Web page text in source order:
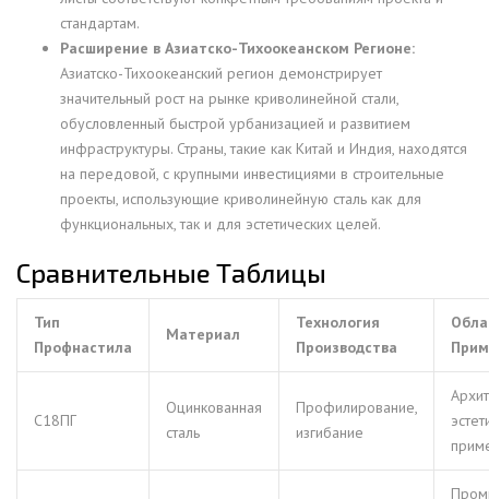
стандартам.
Расширение в Азиатско-Тихоокеанском Регионе:
Азиатско-Тихоокеанский регион демонстрирует
значительный рост на рынке криволинейной стали,
обусловленный быстрой урбанизацией и развитием
инфраструктуры. Страны, такие как Китай и Индия, находятся
на передовой, с крупными инвестициями в строительные
проекты, использующие криволинейную сталь как для
функциональных, так и для эстетических целей.
Сравнительные Таблицы
Тип
Профнастила
Материал
Технология
Производства
С18ПГ
Оцинкованная
сталь
Профилирование,
изгибание